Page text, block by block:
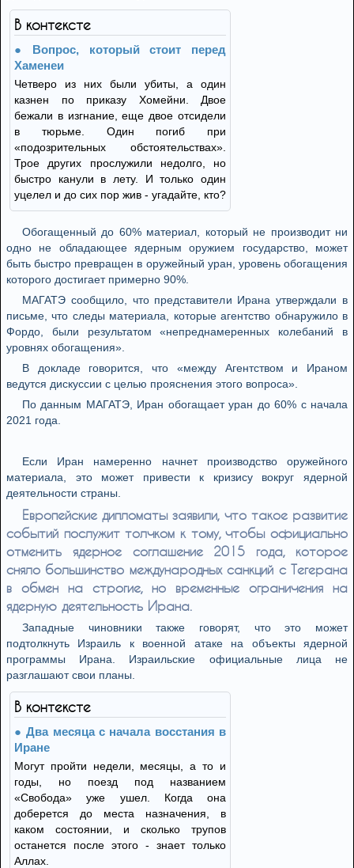
В контексте
Вопрос, который стоит перед
Хаменеи
Четверо из них были убиты, а один
казнен по приказу Хомейни. Двое
бежали в изгнание, еще двое отсидели
в тюрьме. Один погиб при
«подозрительных обстоятельствах».
Трое других прослужили недолго, но
быстро канули в лету. И только один
уцелел и до сих пор жив - угадайте, кто?
Обогащенный до 60% материал, который не производит ни
одно не обладающее ядерным оружием государство, может
быть быстро превращен в оружейный уран, уровень обогащения
которого достигает примерно 90%.
МАГАТЭ сообщило, что представители Ирана утверждали в
письме, что следы материала, которые агентство обнаружило в
Фордо, были результатом «непреднамеренных колебаний в
уровнях обогащения».
В докладе говорится, что «между Агентством и Ираном
ведутся дискуссии с целью прояснения этого вопроса».
По данным МАГАТЭ, Иран обогащает уран до 60% с начала
2021 года.
Если Иран намеренно начнет производство оружейного
материала, это может привести к кризису вокруг ядерной
деятельности страны.
Европейские дипломаты заявили, что такое развитие
событий послужит толчком к тому, чтобы официально
отменить ядерное соглашение 2015 года, которое
сняло большинство международных санкций с Тегерана
в обмен на строгие, но временные ограничения на
ядерную деятельность Ирана.
Западные чиновники также говорят, что это может
подтолкнуть Израиль к военной атаке на объекты ядерной
программы Ирана. Израильские официальные лица не
разглашают свои планы.
В контексте
Два месяца с начала восстания в
Иране
Могут пройти недели, месяцы, а то и
годы, но поезд под названием
«Свобода» уже ушел. Когда она
доберется до места назначения, в
каком состоянии, и сколько трупов
останется после этого - знает только
Аллах.